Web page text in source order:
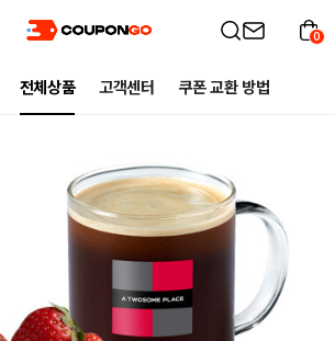
전체상품 고객센터 쿠폰 교환 방법
0